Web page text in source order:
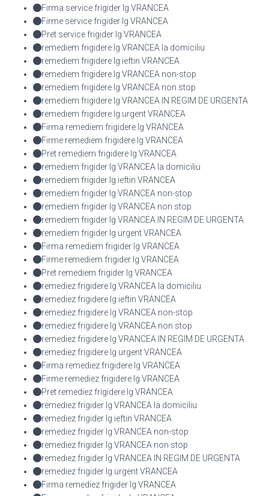
Firma service frigider lg VRANCEA
Firme service frigider lg VRANCEA
Pret service frigider lg VRANCEA
remediem frigidere lg VRANCEA la domiciliu
remediem frigidere lg ieftin VRANCEA
remediem frigidere lg VRANCEA non-stop
remediem frigidere lg VRANCEA non stop
remediem frigidere lg VRANCEA IN REGIM DE URGENTA
remediem frigidere lg urgent VRANCEA
Firma remediem frigidere lg VRANCEA
Firme remediem frigidere lg VRANCEA
Pret remediem frigidere lg VRANCEA
remediem frigider lg VRANCEA la domiciliu
remediem frigider lg ieftin VRANCEA
remediem frigider lg VRANCEA non-stop
remediem frigider lg VRANCEA non stop
remediem frigider lg VRANCEA IN REGIM DE URGENTA
remediem frigider lg urgent VRANCEA
Firma remediem frigider lg VRANCEA
Firme remediem frigider lg VRANCEA
Pret remediem frigider lg VRANCEA
remediez frigidere lg VRANCEA la domiciliu
remediez frigidere lg ieftin VRANCEA
remediez frigidere lg VRANCEA non-stop
remediez frigidere lg VRANCEA non stop
remediez frigidere lg VRANCEA IN REGIM DE URGENTA
remediez frigidere lg urgent VRANCEA
Firma remediez frigidere lg VRANCEA
Firme remediez frigidere lg VRANCEA
Pret remediez frigidere lg VRANCEA
remediez frigider lg VRANCEA la domiciliu
remediez frigider lg ieftin VRANCEA
remediez frigider lg VRANCEA non-stop
remediez frigider lg VRANCEA non stop
remediez frigider lg VRANCEA IN REGIM DE URGENTA
remediez frigider lg urgent VRANCEA
Firma remediez frigider lg VRANCEA